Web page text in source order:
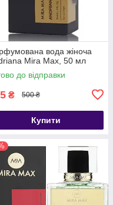
вода жіноча
Mira Max, 50 мл
до відправки
₴ 500 ₴
Купити